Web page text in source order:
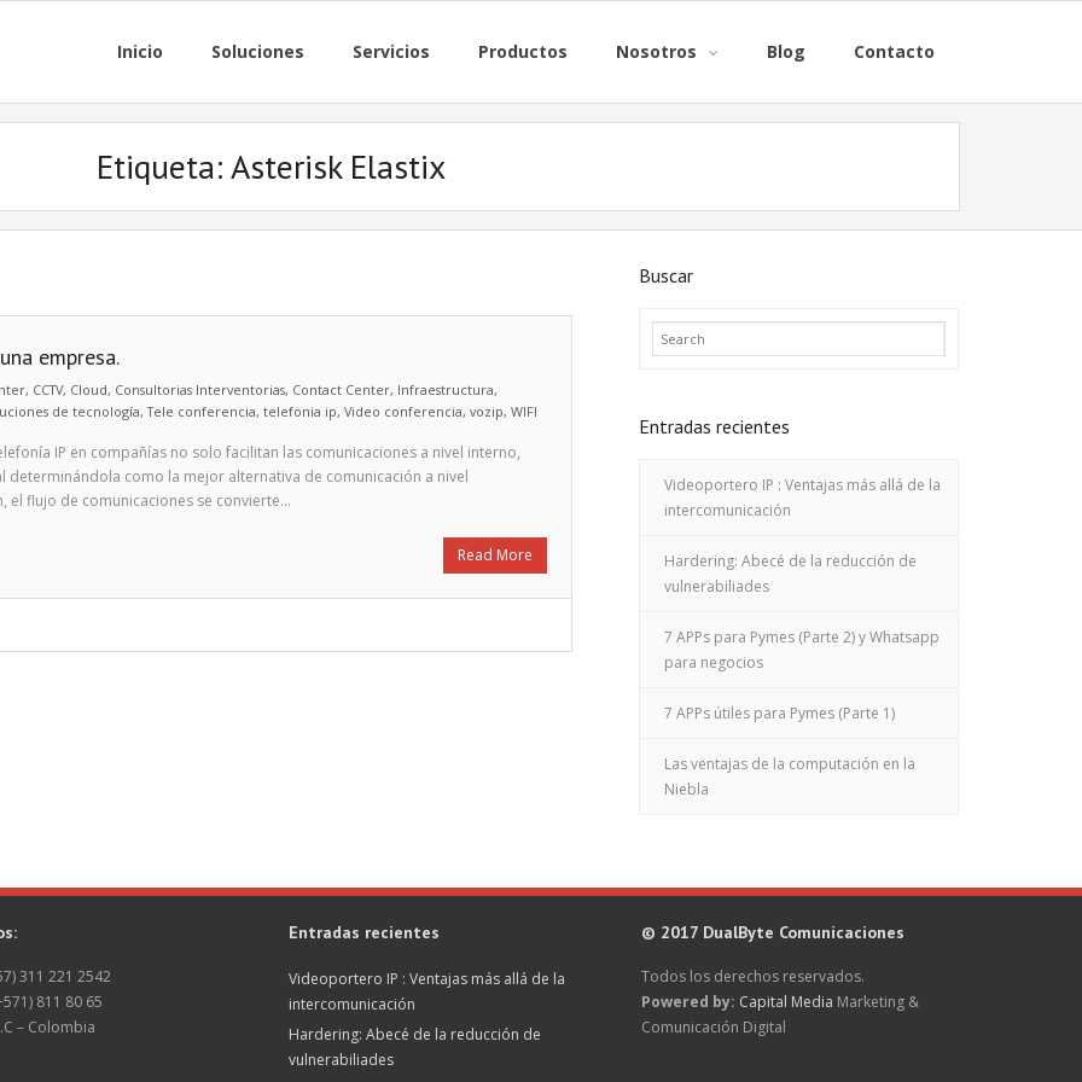
Inicio Soluciones Servicios Productos Nosotros Blog Contacto
Etiqueta:Asterisk Elastix
empresa.
, CCTV, Cloud, Consultorias Interventorias, Contact Center, Infraestructura,
de tecnología,Tele conferencia, telefonia ip, Video conferencia, vozip, WIFI
IP en compañías no solo facilitan las comunicaciones a nivel interno,
como la mejor alternativa de comunicación a nivel
el flujo de comunicaciones se convierte…
Read More
Buscar
Entradas recientes
Videoportero IP : Ventajas más allá de la
intercomunicación
Hardering: Abecé de la reducción de
vulnerabiliades
7 APPs para Pymes (Parte 2) y Whatsapp
para negocios
7 APPs útiles para Pymes (Parte 1)
Las ventajas de la computación en la
Niebla
311 221 2542
811 80 65
– Colombia
Entradas recientes
Videoportero IP : Ventajas más allá de la
intercomunicación
Hardering: Abecé de la reducción de
vulnerabiliades
© 2017 DualByte Comunicaciones
Todos los derechos reservados.
Powered by: Capital Media Marketing &
Comunicación Digital